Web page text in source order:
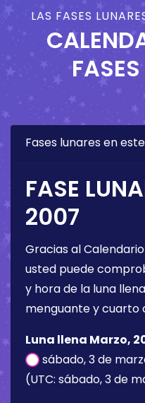
LAS FASES
Fases lunares en
FASE
2007
Gracias al
usted puede
y hora de la luna
menguante y cuarto
Luna llena Marzo,
sábado, 3 de
(UTC: sábado, 3 de